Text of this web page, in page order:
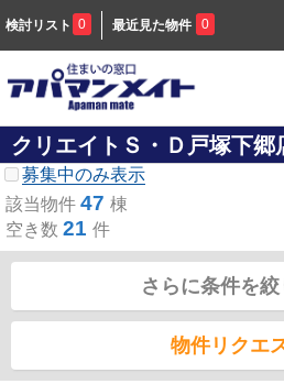
検討リスト 0 最近見た物件 0
クリエイトＳ・Ｄ戸塚下郷
募集中のみ表示
該当物件 47 棟
空き数 21 件
さらに条件を
物件リクエ